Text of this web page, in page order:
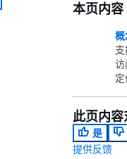
本页内容
概
访
此页内容
是
提供反馈